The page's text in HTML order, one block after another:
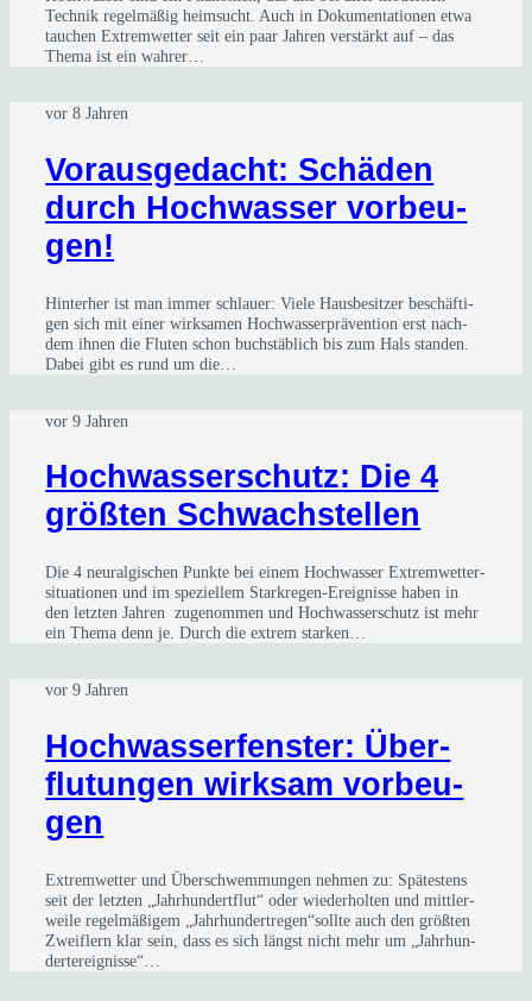
Tech­nik regel­mä­ßig heim­sucht. Auch in Doku­men­ta­tio­nen etwa
tau­chen Extrem­wet­ter seit ein paar Jah­ren ver­stärkt auf – das
The­ma ist ein wah­rer…
vor 8 Jahren
Vor­aus­ge­dacht: Schä­den
durch Hoch­was­ser vor­beu­
gen!
Hin­ter­her ist man immer schlau­er: Vie­le Haus­be­sit­zer beschäf­ti­
gen sich mit einer wirk­sa­men Hoch­was­ser­prä­ven­ti­on erst nach­
dem ihnen die Flu­ten schon buch­stäb­lich bis zum Hals stan­den.
Dabei gibt es rund um die…
vor 9 Jahren
Hoch­was­ser­schutz: Die 4
größ­ten Schwach­stel­len
Die 4 neur­al­gi­schen Punk­te bei einem Hoch­was­ser Extrem­wet­ter­
si­tua­tio­nen und im spe­zi­el­lem Stark­re­gen-Ereig­nis­se haben in
den letz­ten Jah­ren zuge­nom­men und Hoch­was­ser­schutz ist mehr
ein The­ma denn je. Durch die extrem star­ken…
vor 9 Jahren
Hoch­was­ser­fens­ter: Über­
flu­tun­gen wirk­sam vor­beu­
gen
Extrem­wet­ter und Über­schwem­mun­gen neh­men zu: Spä­tes­tens
seit der letz­ten „Jahr­hun­dert­flut“ oder wie­der­hol­ten und mitt­ler­
wei­le regel­mä­ßi­gem „Jahrhundertregen“sollte auch den größ­ten
Zweif­lern klar sein, dass es sich längst nicht mehr um „Jahr­hun­
dert­ereig­nis­se“…